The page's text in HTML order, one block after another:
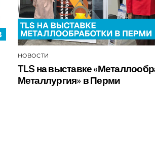
НОВОСТИ
TLS на выставке
Металлургия» в Перми